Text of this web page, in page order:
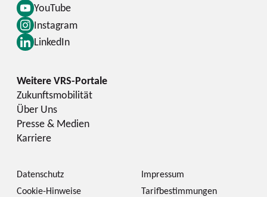
YouTube
Instagram
LinkedIn
Zukunftsmobilität
Über Uns
Presse & Medien
Karriere
Datenschutz
Impressum
Cookie-Hinweise
Tarifbestimmungen